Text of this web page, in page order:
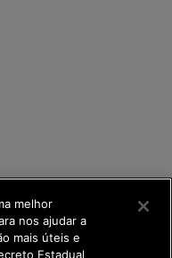
melhor
nos ajudar a
mais úteis e
Estadual